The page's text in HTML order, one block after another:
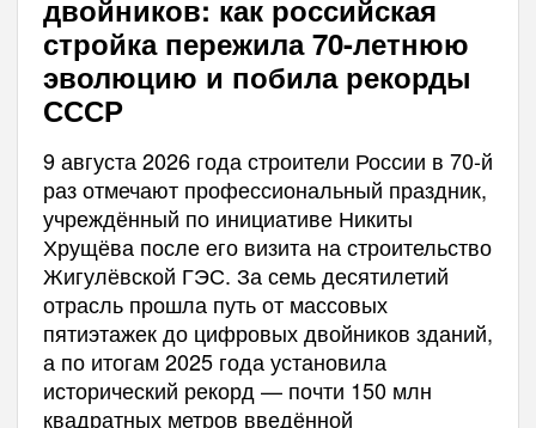
двойников: как российская
стройка пережила 70-летнюю
эволюцию и побила рекорды
СССР
9 августа 2026 года строители России в 70-й
раз отмечают профессиональный праздник,
учреждённый по инициативе Никиты
Хрущёва после его визита на строительство
Жигулёвской ГЭС. За семь десятилетий
отрасль прошла путь от массовых
пятиэтажек до цифровых двойников зданий,
а по итогам 2025 года установила
исторический рекорд — почти 150 млн
квадратных метров введённой